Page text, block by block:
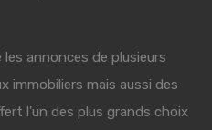
annonces de plusieurs
immobiliers mais aussi des
l'un des plus grands choix